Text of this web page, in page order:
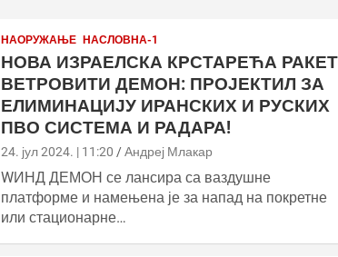
НАОРУЖАЊЕ НАСЛОВНА-1
НОВА ИЗРАЕЛСКА КРСТАРЕЋА
ВЕТРОВИТИ ДЕМОН: ПРОЈЕКТИЛ ЗА
ЕЛИМИНАЦИЈУ ИРАНСКИХ И РУСКИХ
ПВО СИСТЕМА И РАДАРА!
24. јул 2024. | 11:20 Андреј Млакар
WИНД ДЕМОН се лансира са ваздушне
платформе и намењена је за напад на покретне
или стационарне…